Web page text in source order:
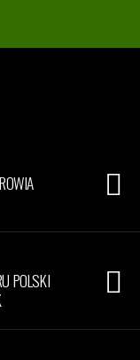
POLSKI